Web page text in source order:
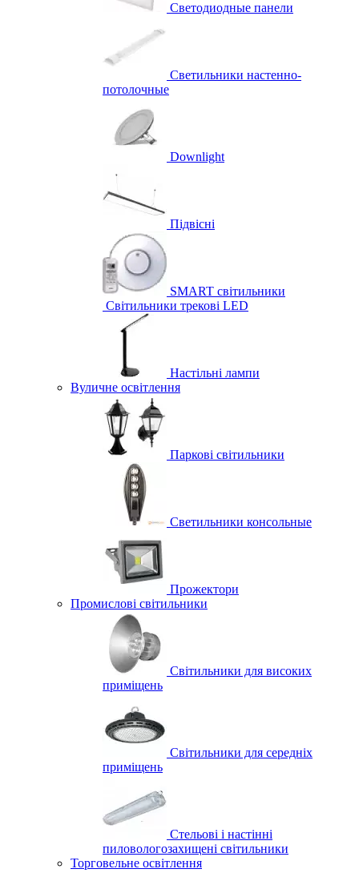
Светодиодные панели
Светильники настенно-
потолочные
Downlight
Підвісні
SMART світильники
Світильники трекові LED
Настільні лампи
Вуличне освітлення
Паркові світильники
Светильники консольные
Прожектори
Промислові світильники
Світильники для високих
приміщень
Світильники для середніх
приміщень
Стельові і настінні
пиловологозахищені світильники
Торговельне освітлення